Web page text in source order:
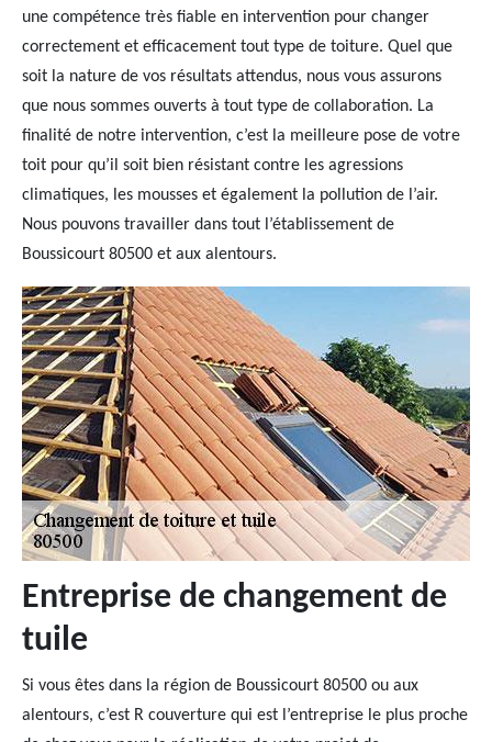
une compétence très fiable en intervention pour changer
correctement et efficacement tout type de toiture. Quel que
soit la nature de vos résultats attendus, nous vous assurons
que nous sommes ouverts à tout type de collaboration. La
finalité de notre intervention, c’est la meilleure pose de votre
toit pour qu’il soit bien résistant contre les agressions
climatiques, les mousses et également la pollution de l’air.
Nous pouvons travailler dans tout l’établissement de
Boussicourt 80500 et aux alentours.
Entreprise de changement de
tuile
Si vous êtes dans la région de Boussicourt 80500 ou aux
alentours, c’est R couverture qui est l’entreprise le plus proche